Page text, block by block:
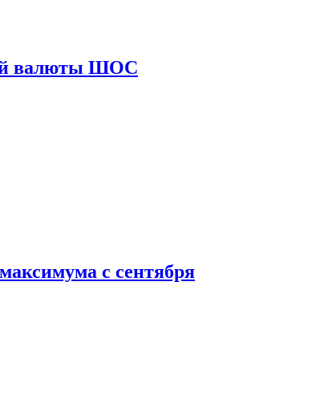
валюты ШОС
с сентября